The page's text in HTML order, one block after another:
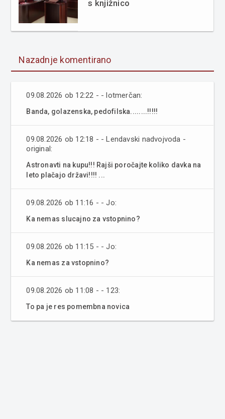
s knjižnico
Nazadnje komentirano
09.08.2026 ob 12:22 - - lotmerčan:
Banda, golazenska, pedofilska........!!!!!
09.08.2026 ob 12:18 - - Lendavski nadvojvoda -
original:
Astronavti na kupu!!! Rajši poročajte koliko davka na
leto plačajo državi!!!! ...
09.08.2026 ob 11:16 - - Jo:
Ka nemas slucajno za vstopnino?
09.08.2026 ob 11:15 - - Jo:
Ka nemas za vstopnino?
09.08.2026 ob 11:08 - - 123:
To pa je res pomembna novica